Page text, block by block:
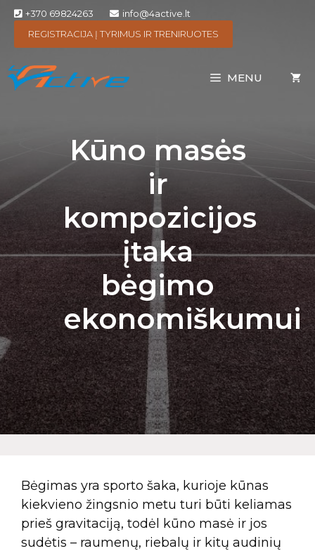
+370 69824263
info@4active.lt
REGISTRACIJA Į TYRIMUS IR TRENIRUOTES
MENU
Kūno masės
ir
kompozicijos
įtaka
bėgimo
ekonomiškumui
Bėgimas yra sporto šaka, kurioje kūnas
kiekvieno žingsnio metu turi būti keliamas
prieš gravitaciją, todėl kūno masė ir jos
sudėtis – raumenų, riebalų ir kitų audinių